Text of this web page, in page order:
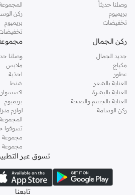
وصلنا حديثاً
بريميوم
تخفيضات
ركن
بريميوم
ركن الجمال
جديد الجمال
مكياج
عطور
العناية بالشعر
العناية بالبشرة
العناية بالجسم والصحة
ركن الوسامة
وصلنا
ملابس
احذية
شنط
بريميوم
لوازم
تسوقوا
مجموعة
مجموعة
تسوق عبر
تابعنا